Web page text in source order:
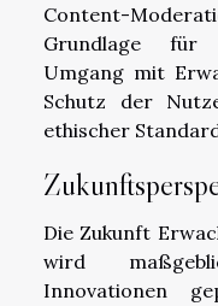
Content-
Grundlage für
Umgang mit
Schutz der
ethischer
Die Zukunft
wird
Innovationen